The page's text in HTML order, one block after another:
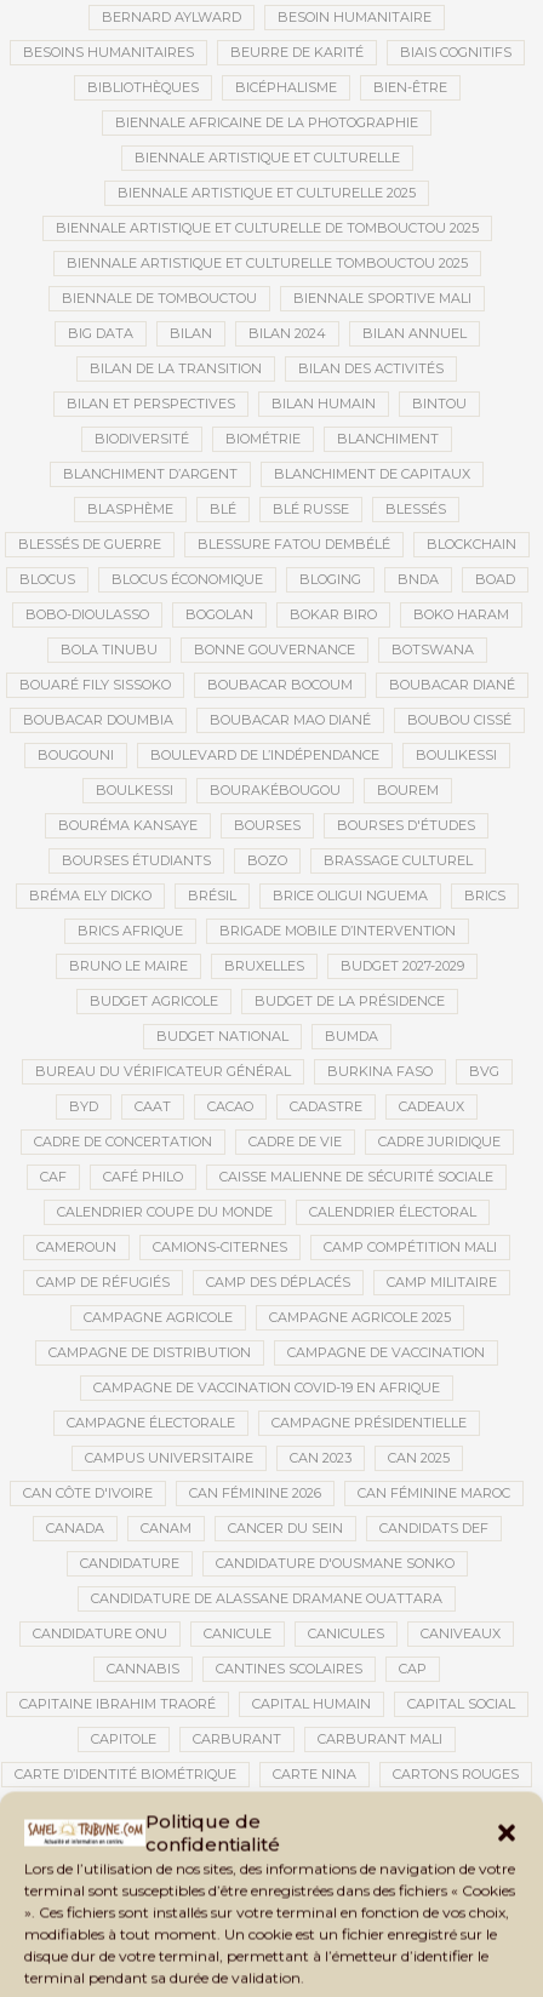
Politique de
confidentialité
Lors de l’utilisation de nos sites, des informations de navigation de votre
terminal sont susceptibles d’être enregistrées dans des fichiers « Cookies
». Ces fichiers sont installés sur votre terminal en fonction de vos choix,
modifiables à tout moment. Un cookie est un fichier enregistré sur le
disque dur de votre terminal, permettant à l’émetteur d’identifier le
terminal pendant sa durée de validation.
BERNARD AYLWARD BESOIN HUMANITAIRE
BESOINS HUMANITAIRES BEURRE DE KARITÉ BIAIS COGNITIFS
BIBLIOTHÈQUES BICÉPHALISME BIEN-ÊTRE
BIENNALE AFRICAINE DE LA PHOTOGRAPHIE
BIENNALE ARTISTIQUE ET CULTURELLE
BIENNALE ARTISTIQUE ET CULTURELLE 2025
BIENNALE ARTISTIQUE ET CULTURELLE DE TOMBOUCTOU 2025
BIENNALE ARTISTIQUE ET CULTURELLE TOMBOUCTOU 2025
BIENNALE DE TOMBOUCTOU BIENNALE SPORTIVE MALI
BIG DATA BILAN BILAN 2024 BILAN ANNUEL
BILAN DE LA TRANSITION BILAN DES ACTIVITÉS
BILAN ET PERSPECTIVES BILAN HUMAIN BINTOU
BIODIVERSITÉ BIOMÉTRIE BLANCHIMENT
BLANCHIMENT D’ARGENT BLANCHIMENT DE CAPITAUX
BLASPHÈME BLÉ BLÉ RUSSE BLESSÉS
BLESSÉS DE GUERRE BLESSURE FATOU DEMBÉLÉ BLOCKCHAIN
BLOCUS BLOCUS ÉCONOMIQUE BLOGING BNDA BOAD
BOBO-DIOULASSO BOGOLAN BOKAR BIRO BOKO HARAM
BOLA TINUBU BONNE GOUVERNANCE BOTSWANA
BOUARÉ FILY SISSOKO BOUBACAR BOCOUM BOUBACAR DIANÉ
BOUBACAR DOUMBIA BOUBACAR MAO DIANÉ BOUBOU CISSÉ
BOUGOUNI BOULEVARD DE L’INDÉPENDANCE BOULIKESSI
BOULKESSI BOURAKÉBOUGOU BOUREM
BOURÉMA KANSAYE BOURSES BOURSES D'ÉTUDES
BOURSES ÉTUDIANTS BOZO BRASSAGE CULTUREL
BRÉMA ELY DICKO BRÉSIL BRICE OLIGUI NGUEMA BRICS
BRICS AFRIQUE BRIGADE MOBILE D’INTERVENTION
BRUNO LE MAIRE BRUXELLES BUDGET 2027-2029
BUDGET AGRICOLE BUDGET DE LA PRÉSIDENCE
BUDGET NATIONAL BUMDA
BUREAU DU VÉRIFICATEUR GÉNÉRAL BURKINA FASO BVG
BYD CAAT CACAO CADASTRE CADEAUX
CADRE DE CONCERTATION CADRE DE VIE CADRE JURIDIQUE
CAF CAFÉ PHILO CAISSE MALIENNE DE SÉCURITÉ SOCIALE
CALENDRIER COUPE DU MONDE CALENDRIER ÉLECTORAL
CAMEROUN CAMIONS-CITERNES CAMP COMPÉTITION MALI
CAMP DE RÉFUGIÉS CAMP DES DÉPLACÉS CAMP MILITAIRE
CAMPAGNE AGRICOLE CAMPAGNE AGRICOLE 2025
CAMPAGNE DE DISTRIBUTION CAMPAGNE DE VACCINATION
CAMPAGNE DE VACCINATION COVID-19 EN AFRIQUE
CAMPAGNE ÉLECTORALE CAMPAGNE PRÉSIDENTIELLE
CAMPUS UNIVERSITAIRE CAN 2023 CAN 2025
CAN CÔTE D'IVOIRE CAN FÉMININE 2026 CAN FÉMININE MAROC
CANADA CANAM CANCER DU SEIN CANDIDATS DEF
CANDIDATURE CANDIDATURE D'OUSMANE SONKO
CANDIDATURE DE ALASSANE DRAMANE OUATTARA
CANDIDATURE ONU CANICULE CANICULES CANIVEAUX
CANNABIS CANTINES SCOLAIRES CAP
CAPITAINE IBRAHIM TRAORÉ CAPITAL HUMAIN CAPITAL SOCIAL
CAPITOLE CARBURANT CARBURANT MALI
CARTE D’IDENTITÉ BIOMÉTRIQUE CARTE NINA CARTONS ROUGES
CATASTROPHES CLIMATIQUES
CAUTION 10 000 DOLLARS CAUTION DE VISA CDAT CECOGEC
CÉDÉAO CEDEAO CEI CÉLÉBRATION NATIONALE CEMAC
CEMAPI CEN-SNESUP CENOU CENSURE
CENTRAFRIQUE CENTRALE SOLAIRE